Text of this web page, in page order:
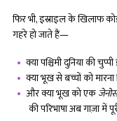
फिर भी, इस्राइल के खिलाफ
गहरे हो जाते हैं—
क्या पश्चिमी दुनिया की
क्या भूख से बच्चों को
और क्या भूख को एक
की परिभाषा अब गाज़ा में